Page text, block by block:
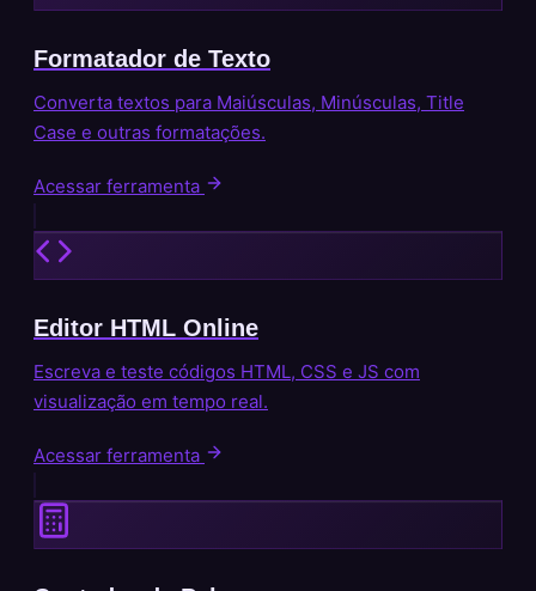
Formatador de Texto
Converta textos para Maiúsculas, Minúsculas, Title
Case e outras formatações.
Acessar ferramenta
Editor HTML Online
Escreva e teste códigos HTML, CSS e JS com
visualização em tempo real.
Acessar ferramenta